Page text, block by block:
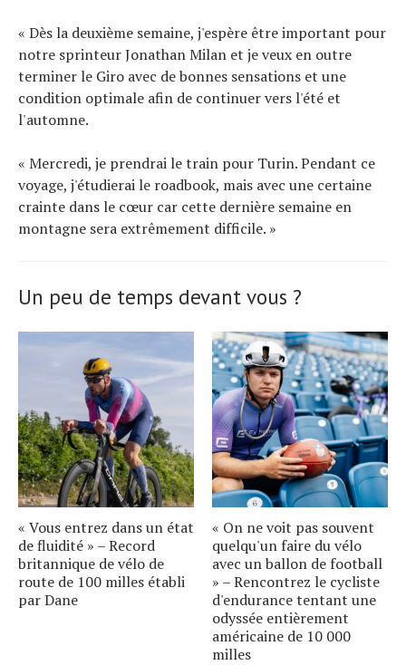
« Dès la deuxième semaine, j'espère être important pour
notre sprinteur Jonathan Milan et je veux en outre
terminer le Giro avec de bonnes sensations et une
condition optimale afin de continuer vers l'été et
l'automne.
« Mercredi, je prendrai le train pour Turin. Pendant ce
voyage, j'étudierai le roadbook, mais avec une certaine
crainte dans le cœur car cette dernière semaine en
montagne sera extrêmement difficile. »
Un peu de temps devant vous ?
« Vous entrez dans un état
de fluidité » – Record
britannique de vélo de
route de 100 milles établi
par Dane
« On ne voit pas souvent
quelqu'un faire du vélo
avec un ballon de football
» – Rencontrez le cycliste
d'endurance tentant une
odyssée entièrement
américaine de 10 000
milles